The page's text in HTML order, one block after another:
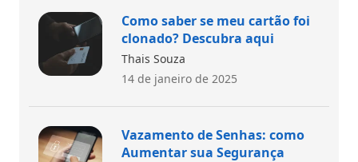
Como saber se meu cartão foi
clonado? Descubra aqui
Thais Souza
14 de janeiro de 2025
Vazamento de Senhas: como
Aumentar sua Segurança